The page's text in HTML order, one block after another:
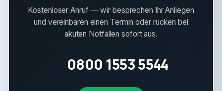
Kostenloser Anruf — wir besprechen Ihr Anliegen
und vereinbaren einen Termin oder rücken bei
akuten Notfällen sofort aus.
0800 1553 5544